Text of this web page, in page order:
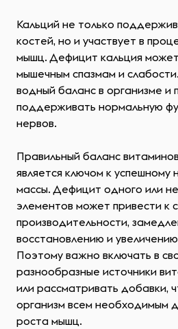
Кальций не только
костей, но и участвует в
мышц. Дефицит кальция
мышечным спазмам и
водный баланс в организме и
поддерживать нормальную
нервов.
Правильный баланс
является ключом к
массы. Дефицит одного или
элементов может привести к
производительности,
восстановлению и
Поэтому важно включать в
разнообразные источники
или рассматривать добавки,
организм всем необходимым
роста мышц.